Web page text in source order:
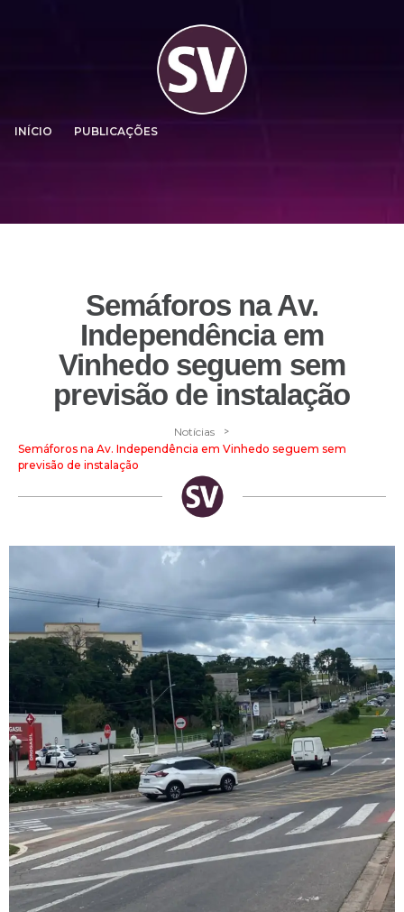
INÍCIO PUBLICAÇÕES
Semáforos na Av.
Independência em
Vinhedo seguem sem
previsão de instalação
Notícias >
Semáforos na Av. Independência em Vinhedo seguem sem
previsão de instalação